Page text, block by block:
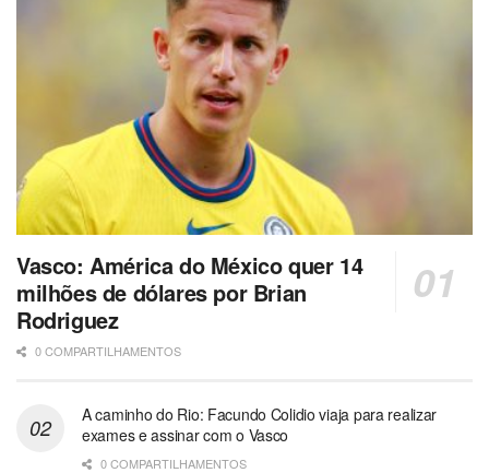
Vasco: América do México quer 14
milhões de dólares por Brian
Rodriguez
0 COMPARTILHAMENTOS
A caminho do Rio: Facundo Colidio viaja para realizar
exames e assinar com o Vasco
0 COMPARTILHAMENTOS